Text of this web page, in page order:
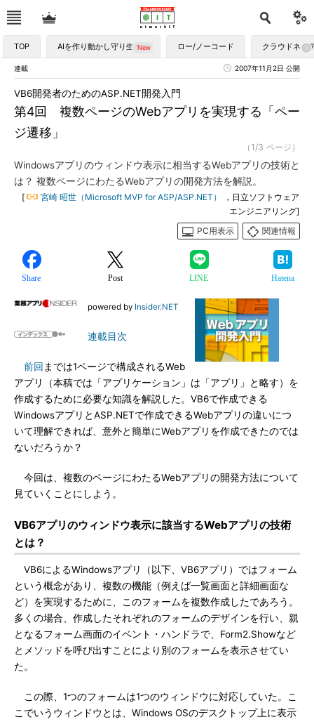
TOP AIを作り動かし守り生かす ロー/ノーコード クラウドネイ
連載 2007年11月2日 公開
第4回 複数ページのWebアプリを実現する「ペー
ジ遷移」
VB6開発者のためのASP.NET開発入門
（1/3 ページ）
Windowsアプリのウィンドウ表示に相当するWebアプリの技術と
は？ 複数ページにわたるWebアプリの開発方法を解説。
[ 宮崎 昭世（Microsoft MVP for ASP/ASP.NET）
，日立ソフトウェア
エンジニアリング]
PC用表示
関連情報
Share Post LINE Hatena
powered by Insider.NET
連載目次
前回 までは1ページで構成されるWeb
アプリ（本稿では「アプリケーション」は「アプリ」と略す）を
作成するために必要な知識を解説した。VB6で作成できる
WindowsアプリとASP.NETで作成できるWebアプリの違いにつ
いて理解できれば、意外と簡単にWebアプリを作成できたのでは
ないだろうか？
今回は、複数のページにわたるWebアプリの開発方法について
見ていくことにしよう。
VB6アプリのウィンドウ表示に該当するWebアプリの技術
とは？
VB6によるWindowsアプリ（以下、VB6アプリ）ではフォーム
という概念があり、複数の機能（例えば一覧画面と詳細画面な
ど）を実現するために、このフォームを複数作成したであろう。
多くの場合、作成したそれぞれのフォームのデザインを行い、親
となるフォーム画面のイベント・ハンドラで、Form2.Showなど
とメソッドを呼び出すことにより別のフォームを表示させてい
た。
この際、1つのフォームは1つのウィンドウに対応していた。こ
こでいうウィンドウとは、Windows OSのデスクトップ上に表示